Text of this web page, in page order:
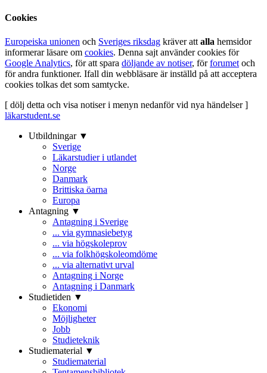
Cookies
Europeiska unionen och Sveriges riksdag kräver att alla hemsidor
informerar läsare om cookies. Denna sajt använder cookies för
Google Analytics, för att spara döljande av notiser, förforumet och
för andra funktioner. Ifall din webbläsare är inställd på att acceptera
cookies tolkas det som samtycke.
[ dölj detta och visa notiser i menyn nedanför vid nya händelser ]
läkarstudent.se
Utbildningar ▼
Sverige
Läkarstudier i utlandet
Norge
Danmark
Brittiska öarna
Europa
Antagning ▼
Antagning i Sverige
... via gymnasiebetyg
... via högskoleprov
... via folkhögskoleomdöme
... via alternativt urval
Antagning i Norge
Antagning i Danmark
Studietiden ▼
Ekonomi
Möjligheter
Jobb
Studieteknik
Studiematerial ▼
Studiematerial